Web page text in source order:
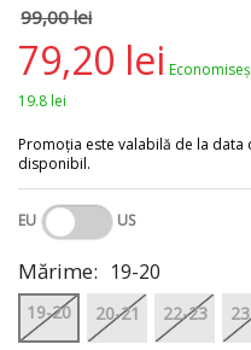
79,20 lei
99,00 lei
19.8 lei
Promoția este valabilă de la data
disponibil.
EU US
Mărime: 19-20
19-20 20-21 22-23